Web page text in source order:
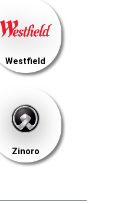
Westfield
Zinoro